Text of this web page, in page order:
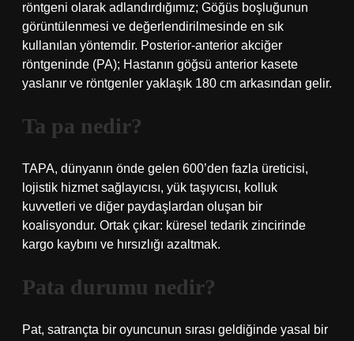
röntgeni olarak adlandırdığımız; Göğüs boşluğunun
görüntülenmesi ve değerlendirilmesinde en sık
kullanılan yöntemdir. Posterior-anterior akciğer
röntgeninde (PA); Hastanın göğsü anterior kasete
yaslanır ve röntgenler yaklaşık 180 cm arkasından gelir.
Ta pa nedir?
TAPA, dünyanın önde gelen 600’den fazla üreticisi,
lojistik hizmet sağlayıcısı, yük taşıyıcısı, kolluk
kuvvetleri ve diğer paydaşlardan oluşan bir
koalisyondur. Ortak çıkar: küresel tedarik zincirinde
kargo kaybını ve hırsızlığı azaltmak.
Pata durumu nedir?
Pat, satrançta bir oyuncunun sırası geldiğinde yasal bir